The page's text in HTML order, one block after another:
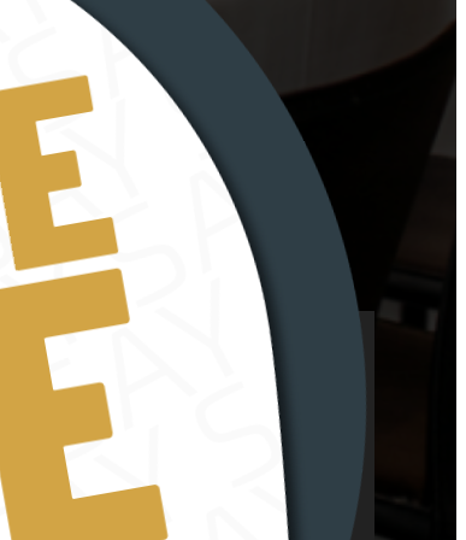
Kontakt
+49 911 937 936 0
hello@schuler-events.de